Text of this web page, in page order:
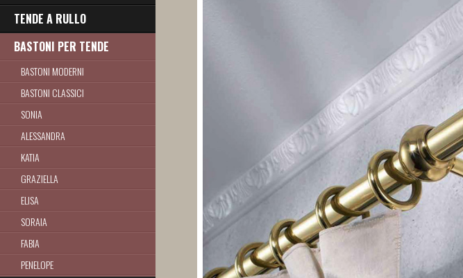
TENDE A RULLO
BASTONI PER TENDE
BASTONI MODERNI
BASTONI CLASSICI
SONIA
ALESSANDRA
KATIA
GRAZIELLA
ELISA
SORAIA
FABIA
PENELOPE